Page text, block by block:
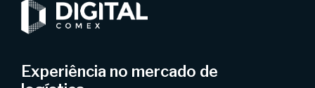
Experiência no mercado de